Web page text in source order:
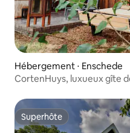
Hébergement ⋅ Enschede
CortenHuys, luxueux gîte
Superhôte
Superhôte